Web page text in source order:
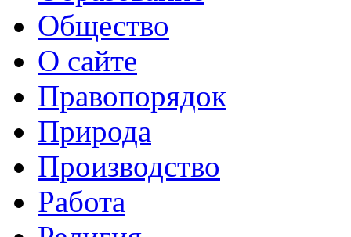
Общество
О сайте
Правопорядок
Природа
Производство
Работа